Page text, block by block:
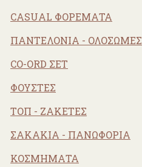
CASUAL ΦΟΡΈΜΑΤΑ
ΠΑΝΤΕΛΌΝΙΑ - ΟΛΌΣΩΜΕΣ
CO-ORD ΣΕΤ
ΦΟΎΣΤΕΣ
ΤΟΠ - ΖΑΚΈΤΕΣ
ΣΑΚΆΚΙΑ - ΠΑΝΩΦΌΡΙΑ
ΚΟΣΜΗΜΑΤΑ